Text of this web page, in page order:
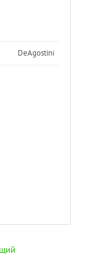
DeAgostini